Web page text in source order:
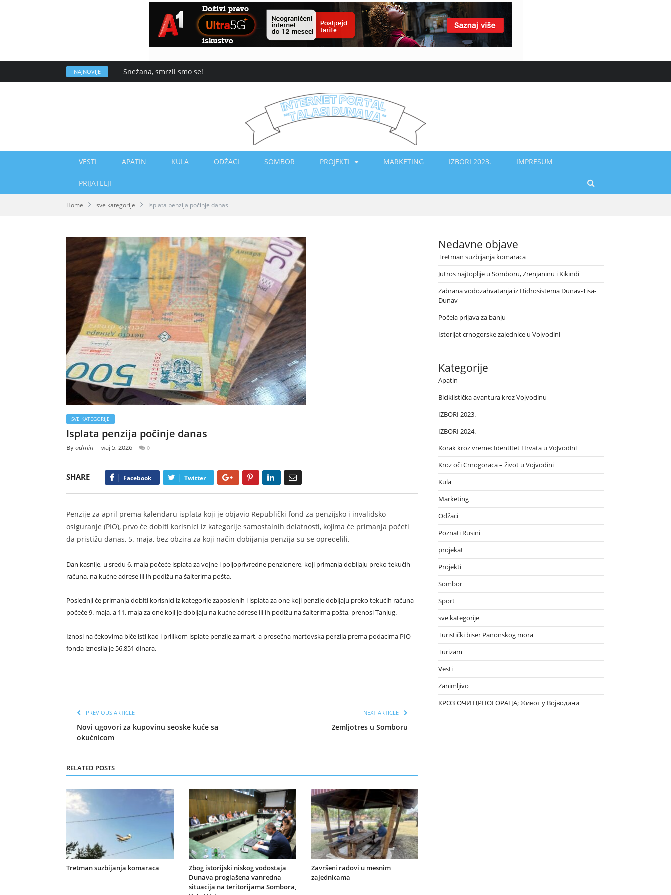
NAJNOVIJE Snežana, smrzli smo se!
VESTI APATIN KULA ODŽACI SOMBOR PROJEKTI MARKETING IZBORI 2023. IMPRESUM
PRIJATELJI
Home sve kategorije Isplata penzija počinje danas
SVE KATEGORIJE
Isplata penzija počinje danas
Byadmin мај 5, 2026 0
SHARE Facebook Twitter Google+ Pinterest LinkedIn
Penzije za april prema kalendaru isplata koji je objavio Republički fond za penzijsko i invalidsko
osiguranje (PIO), prvo će dobiti korisnici iz kategorije samostalnih delatnosti, kojima će primanja početi
da pristižu danas, 5. maja, bez obzira za koji način dobijanja penzija su se opredelili.
Dan kasnije, u sredu 6. maja počeće isplata za vojne i poljoprivredne penzionere, koji primanja dobijaju preko tekućih
računa, na kućne adrese ili ih podižu na šalterima pošta.
Poslednji će primanja dobiti korisnici iz kategorije zaposlenih i isplata za one koji penzije dobijaju preko tekućih računa
počeće 9. maja, a 11. maja za one koji je dobijaju na kućne adrese ili ih podižu na šalterima pošta, prenosi Tanjug.
Iznosi na čekovima biće isti kao i prilikom isplate penzije za mart, a prosečna martovska penzija prema podacima PIO
fonda iznosila je 56.851 dinara.
PREVIOUS ARTICLE
Novi ugovori za kupovinu seoske kuće sa
okućnicom
NEXT ARTICLE
Zemljotres u Somboru
RELATED POSTS
Tretman suzbijanja komaraca
Zbog istorijski niskog vodostaja
Dunava proglašena vanredna
situacija na teritorijama Sombora,
Završeni radovi u mesnim
zajednicama
Nedavne objave
Tretman suzbijanja komaraca
Jutros najtoplije u Somboru, Zrenjaninu i Kikindi
Zabrana vodozahvatanja iz Hidrosistema Dunav-Tisa-
Dunav
Počela prijava za banju
Istorijat crnogorske zajednice u Vojvodini
Kategorije
Apatin
Biciklistička avantura kroz Vojvodinu
IZBORI 2023.
IZBORI 2024.
Korak kroz vreme: Identitet Hrvata u Vojvodini
Kroz oči Crnogoraca – život u Vojvodini
Kula
Marketing
Odžaci
Poznati Rusini
projekat
Projekti
Sombor
Sport
sve kategorije
Turistički biser Panonskog mora
Turizam
Vesti
Zanimljivo
КРОЗ ОЧИ ЦРНОГОРАЦА; Живот у Војводини